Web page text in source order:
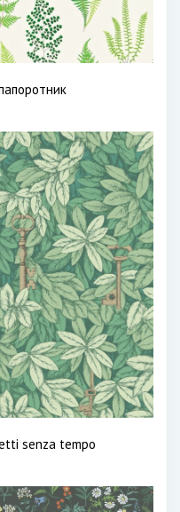
senza tempo